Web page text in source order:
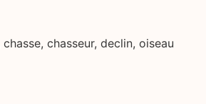
chasse, chasseur, declin, oiseau